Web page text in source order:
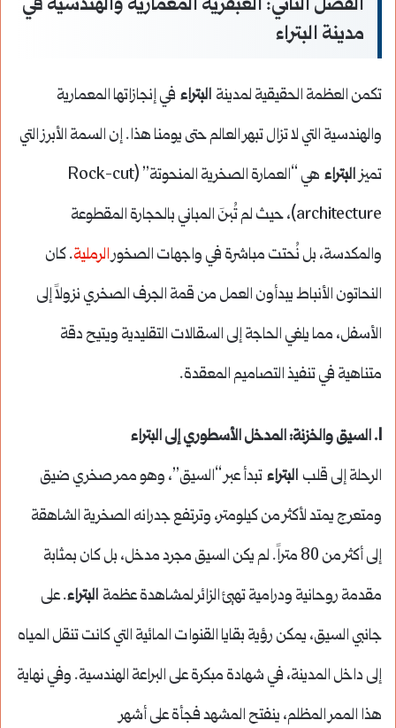
الفصل الثاني: العبقرية المعمارية والهندسية في
مدينة البتراء
تكمن العظمة الحقيقية لمدينة البتراء في إنجازاتها المعمارية
والهندسية التي لا تزال تبهر العالم حتى يومنا هذا. إن السمة الأبرز التي
تميزالبتراء
هي “العمارة الصخرية المنحوتة” (Rock-cut
architecture)، حيث لم تُبنَ المباني بالحجارة المقطوعة
والمكدسة، بل نُحتت مباشرة في واجهات الصخورالرملية. كان
النحاتون الأنباط يبدأون العمل من قمة الجرف الصخري نزولاً إلى
الأسفل، مما يلغي الحاجة إلى السقالات التقليدية ويتيح دقة
متناهية في تنفيذ التصاميم المعقدة.
1. السيق والخزنة: المدخل الأسطوري إلى البتراء
الرحلة إلى قلب البتراء تبدأ عبر “السيق”، وهو ممر صخري ضيق
ومتعرج يمتد لأكثر من كيلومتر، وترتفع جدرانه الصخرية الشاهقة
إلى أكثر من 80 متراً. لم يكن السيق مجرد مدخل، بل كان بمثابة
مقدمة روحانية ودرامية تهيئ الزائر لمشاهدة عظمة البتراء. على
جانبي السيق، يمكن رؤية بقايا القنوات المائية التي كانت تنقل المياه
إلى داخل المدينة، في شهادة مبكرة على البراعة الهندسية. وفي نهاية
هذا الممر المظلم، ينفتح المشهد فجأة على أشهر